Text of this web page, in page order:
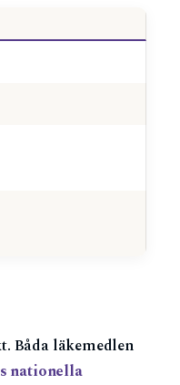
Båda läkemedlen
nationella